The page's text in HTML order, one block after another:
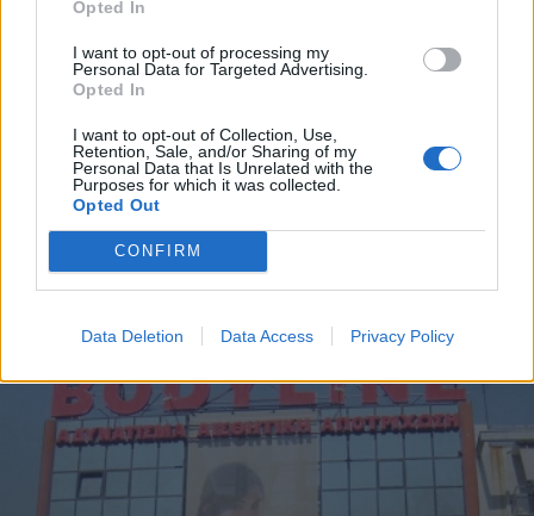
Opted In
I want to opt-out of processing my
Personal Data for Targeted Advertising.
Opted In
I want to opt-out of Collection, Use,
Retention, Sale, and/or Sharing of my
Personal Data that Is Unrelated with the
Purposes for which it was collected.
Opted Out
CONFIRM
Data Deletion Data Access Privacy Policy
ΕΛΛΑΔΑ 08.01.2025 17:58
PARAPOLITIKA NEWSROOM
Πωλήθηκε η εμβληματική βίλα του
Ανδρέα Βγενόπουλου για 3,36
εκατομμύρια - Μυστήριο με το όνομα
του νέου ιδιοκτήτη (Εικόνες)
X